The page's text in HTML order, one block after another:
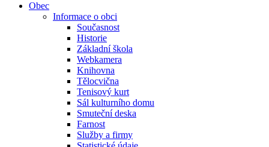
Obec
Informace o obci
Současnost
Historie
Základní škola
Webkamera
Knihovna
Tělocvična
Tenisový kurt
Sál kulturního domu
Smuteční deska
Farnost
Služby a firmy